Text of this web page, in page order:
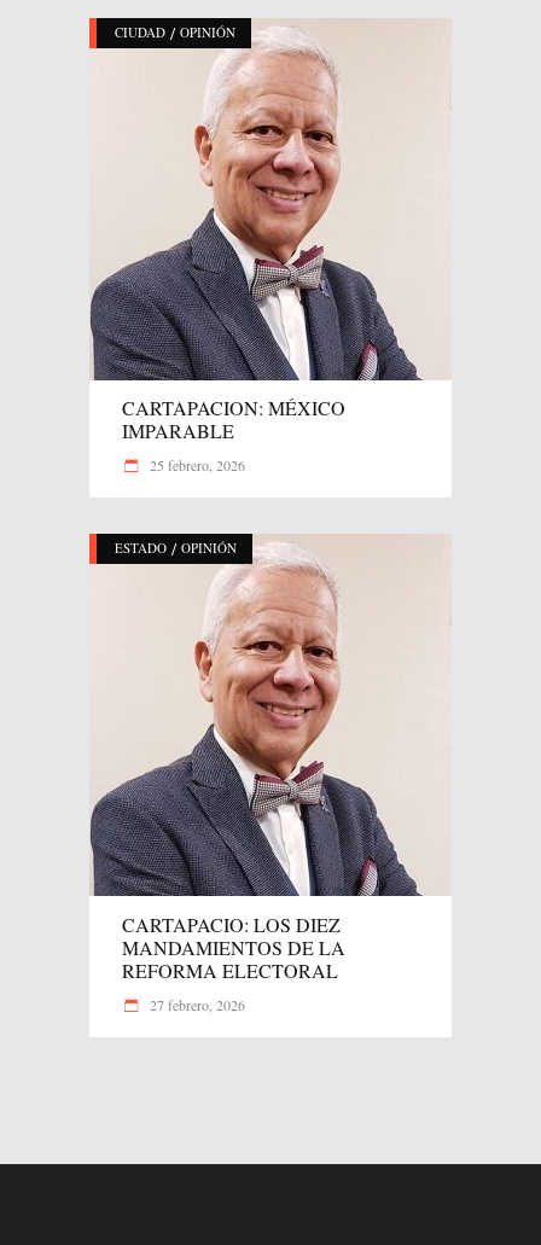
CIUDAD / OPINIÓN
CARTAPACION: MÉXICO
IMPARABLE
25 febrero, 2026
ESTADO / OPINIÓN
CARTAPACIO: LOS DIEZ
MANDAMIENTOS DE LA
REFORMA ELECTORAL
27 febrero, 2026